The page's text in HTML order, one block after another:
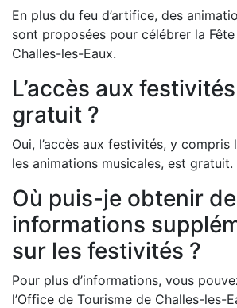
En plus du feu d’artifice, des
sont proposées pour célébrer la
Challes-les-Eaux.
L’accès aux
gratuit ?
Oui, l’accès aux festivités, y compris
les animations musicales, est gratuit.
Où puis-je obtenir
informations
sur les festivités ?
Pour plus d’informations, vous
l’Office de Tourisme de Challes-les-